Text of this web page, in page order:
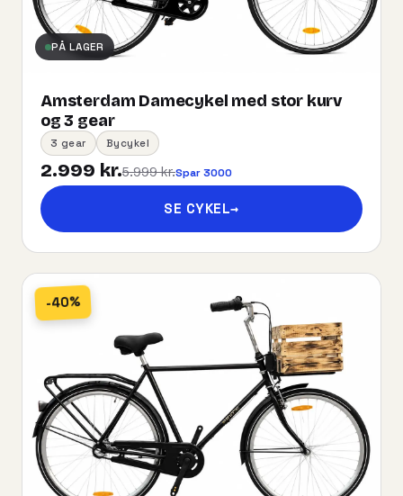
PÅ LAGER
Amsterdam Damecykel med stor kurv
og 3 gear
3 gear Bycykel
2.999 kr.5.999 kr.Spar 3000
SE CYKEL→
-40%